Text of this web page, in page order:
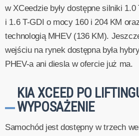
w XCeedzie były dostępne silniki
i 1.6 T-GDI o mocy 160 i 204 KM
technologią MHEV (136 KM).
wejściu na rynek dostępna była
PHEV-a ani diesla w ofercie już ma.
KIA XCEED PO
WYPOSAŻENIE
Samochód jest dostępny w trzech